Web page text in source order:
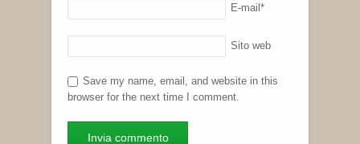
E-mail*
Sito web
Save my name, email, and website in this
browser for the next time I comment.